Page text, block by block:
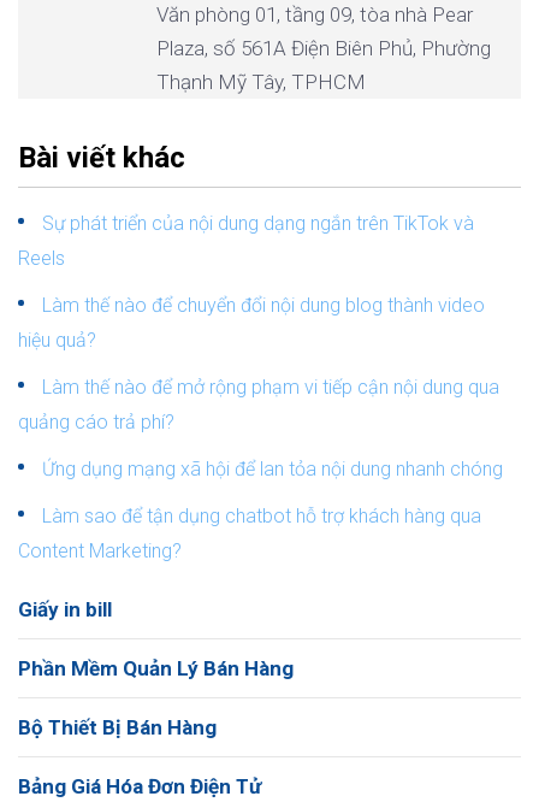
Văn phòng 01, tầng 09, tòa nhà Pear
Plaza, số 561A Điện Biên Phủ, Phường
Thạnh Mỹ Tây, TPHCM
Bài viết khác
Sự phát triển của nội dung dạng ngắn trên TikTok và
Reels
Làm thế nào để chuyển đổi nội dung blog thành video
hiệu quả?
Làm thế nào để mở rộng phạm vi tiếp cận nội dung qua
quảng cáo trả phí?
Ứng dụng mạng xã hội để lan tỏa nội dung nhanh chóng
Làm sao để tận dụng chatbot hỗ trợ khách hàng qua
Content Marketing?
Giấy in bill
Phần Mềm Quản Lý Bán Hàng
Bộ Thiết Bị Bán Hàng
Bảng Giá Hóa Đơn Điện Tử